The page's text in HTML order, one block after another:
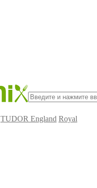
TUDOR England Royal